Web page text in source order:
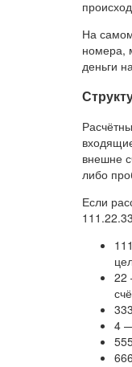
На
номера,
деньги
внешне
либо
Если
22
4